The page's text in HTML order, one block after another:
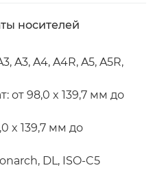
носителей
A3, A4, A4R, A5, A5R,
от 98,0 x 139,7 мм до
x 139,7 мм до
DL, ISO-C5